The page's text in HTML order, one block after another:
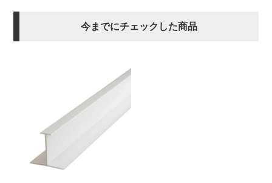
今までにチェックした商品